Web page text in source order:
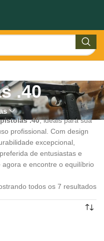
.40
pistolas .40, ideais para sua
profissional. Com design
excepcional,
de entusiastas e
e encontre o equilíbrio
todos os 7 resultados